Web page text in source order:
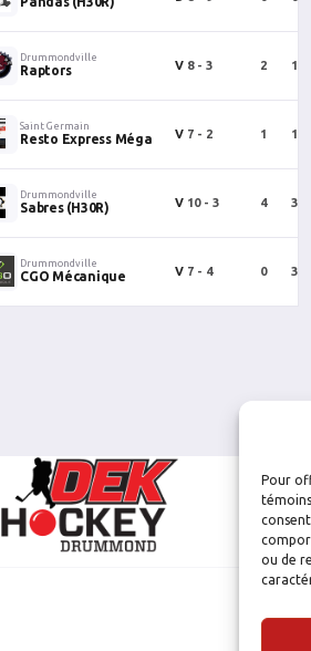
Pour
ou de
Drummondville
Raptors V 8 - 3 2 1
Saint Germain
Resto Express Méga V 7 - 2 1 1
Drummondville
Sabres (H30R) V 10 - 3 4 3
Drummondville
CGO Mécanique V 7 - 4 0 3